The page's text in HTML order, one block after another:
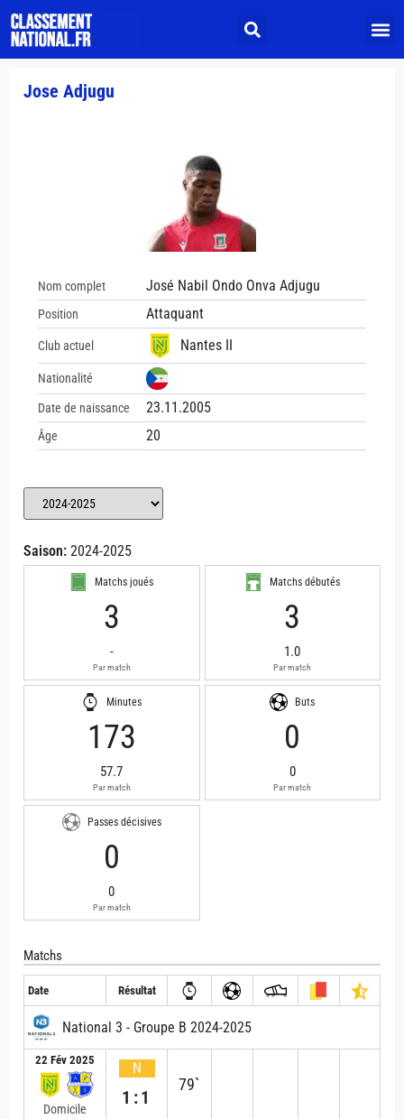
Jose Adjugu
Nom complet José Nabil Ondo Onva Adjugu
Position Attaquant
Club actuel Nantes II
Nationalité
Date de naissance 23.11.2005
Âge 20
Saison: 2024-2025
Matchs joués
3
-
Par match
Matchs débutés
3
1.0
Par match
Minutes
173
57.7
Par match
Buts
0
0
Par match
Passes décisives
0
0
Par match
Matchs
Date Résultat
National 3 - Groupe B 2024-2025
22 Fév 2025
Domicile
N
1:1
79`